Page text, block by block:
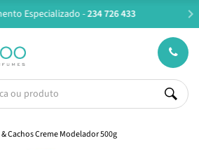
24H úteis.Oferta de portes a partir de €45*
Cachos Creme Modelador 500g